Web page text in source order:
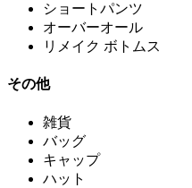
ショートパンツ
オーバーオール
リメイク ボトムス
その他
雑貨
バッグ
キャップ
ハット